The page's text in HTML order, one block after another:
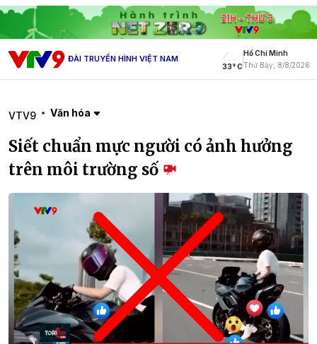
ĐÀI TRUYỀN HÌNH VIỆT NAM
33° C
Hồ Chí Minh
Thứ Bảy, 8/8/2026
VTV9 Văn hóa
Siết chuẩn mực người có ảnh hưởng
trên môi trường số